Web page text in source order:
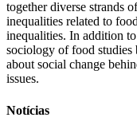
together diverse strands
inequalities related to
inequalities. In addition
sociology of food
about social change
issues.
Notícias